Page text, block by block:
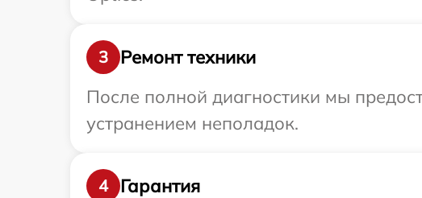
3
Ремонт техники
После полной диагностики мы
устранением неполадок.
4
Гарантия